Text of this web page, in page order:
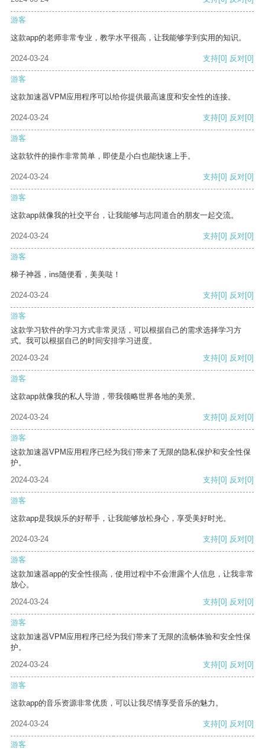
游客
这款app的老师非常专业，教学水平很高，让我能够学到实用的知识。
2024-03-24 支持[0] 反对[0]
游客
这款加速器VPM应用程序可以给你提供最高速度和安全性的连接。
2024-03-24 支持[0] 反对[0]
游客
这款软件的操作非常简单，即使是小白也能快速上手。
2024-03-24 支持[0] 反对[0]
游客
这款app就像我的社交平台，让我能够与志同道合的朋友一起交流。
2024-03-24 支持[0] 反对[0]
游客
梯子神器，ins随便看，美美哒！
2024-03-24 支持[0] 反对[0]
游客
这款学习软件的学习方式非常灵活，可以根据自己的需求选择学习方
式。我可以根据自己的时间安排学习进度。
2024-03-24
支持[0] 反对[0]
游客
这款app就像我的私人导游，带我领略世界各地的美景。
2024-03-24 支持[0] 反对[0]
游客
这款加速器VPM应用程序已经为我们带来了无限的隐私保护和安全性保
护。
2024-03-24
支持[0] 反对[0]
游客
这款app是我娱乐的好帮手，让我能够放松身心，享受美好时光。
2024-03-24 支持[0] 反对[0]
游客
这款加速器app的安全性很高，使用过程中不会泄露个人信息，让我非常
放心。
2024-03-24
支持[0] 反对[0]
游客
这款加速器VPM应用程序已经为我们带来了无限的流畅体验和安全性保
护。
2024-03-24
支持[0] 反对[0]
游客
这款app的音乐资源非常优质，可以让我尽情享受音乐的魅力。
2024-03-24 支持[0] 反对[0]
游客